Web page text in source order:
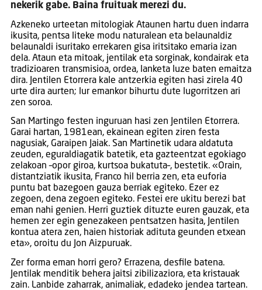
nekerik gabe. Baina fruituak merezi du.
Azkeneko urteetan mitologiak Ataunen hartu duen indarra
ikusita, pentsa liteke modu naturalean eta belaunaldiz
belaunaldi isuritako errekaren gisa iritsitako emaria izan
dela. Ataun eta mitoak, jentilak eta sorginak, kondairak eta
tradizioaren transmisioa, ordea, lanketa luze baten emaitza
dira. Jentilen Etorrera kale antzerkia egiten hasi zirela 40
urte dira aurten; lur emankor bihurtu dute lugorritzen ari
zen soroa.
San Martingo festen inguruan hasi zen Jentilen Etorrera.
Garai hartan, 1981ean, ekainean egiten ziren festa
nagusiak, Garaipen Jaiak. San Martinetik udara aldatuta
zeuden, eguraldiagatik batetik, eta gazteentzat egokiago
zelakoan –opor giroa, kurtsoa bukatuta–, bestetik. «Orain,
distantziatik ikusita, Franco hil berria zen, eta euforia
puntu bat bazegoen gauza berriak egiteko. Ezer ez
zegoen, dena zegoen egiteko. Festei ere ukitu berezi bat
eman nahi genien. Herri guztiek dituzte euren gauzak, eta
hemen zer egin genezakeen pentsatzen hasita, Jentilen
kontua atera zen, haien historiak adituta geunden etxean
eta», oroitu du Jon Aizpuruak.
Zer forma eman horri gero? Errazena, desfile batena.
Jentilak menditik behera jaitsi zibilizaziora, eta kristauak
zain. Lanbide zaharrak, animaliak, edadeko jendea tartean.